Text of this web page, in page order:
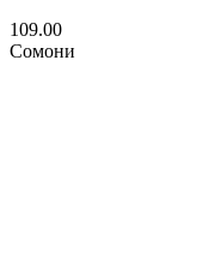
109.00
Сомони